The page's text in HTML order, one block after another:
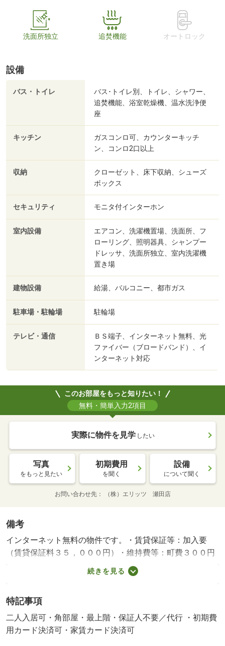
洗面所独立 追焚機能 オートロック
設備
バス・トイレ
バス･トイレ別、トイレ、シャワー、
追焚機能、浴室乾燥機、温水洗浄便
座
キッチン
ガスコンロ可、カウンターキッチ
ン、コンロ2口以上
収納
クローゼット、床下収納、シューズ
ボックス
セキュリティ モニタ付インターホン
室内設備
エアコン、洗濯機置場、洗面所、フ
ローリング、照明器具、シャンプー
ドレッサ、洗面所独立、室内洗濯機
置き場
建物設備 給湯、バルコニー、都市ガス
駐車場・駐輪場 駐輪場
テレビ・通信
ＢＳ端子、インターネット無料、光
ファイバー（ブロードバンド）、イ
ンターネット対応
このお部屋をもっと知りたい！
無料・簡単入力2項目
実際に物件を見学 したい
写真
をもっと見たい
初期費用
を聞く
設備
について聞く
お問い合わせ先 （株）エリッツ 瀬田店
備考
インターネット無料の物件です。・賃貸保証等：加入要
（賃貸保証料３５，０００円）・維持費等：町費３００円
／月・家賃保証料１，６４８円／月・ＪＲ湖西線のおごと
温泉駅まで徒歩３分の物件です。お部屋は角部屋で隣室の
が設置されております。周辺にはファミリーマート 大津
雄琴駅前店があり便利で・バイク置場：なし・駐輪場：有/
ﾊｳｽｸﾘｰﾆﾝｸﾞ 71500円
続きを見る
特記事項
二人入居可・角部屋・最上階・保証人不要／代行 ・初期費
用カード決済可・家賃カード決済可